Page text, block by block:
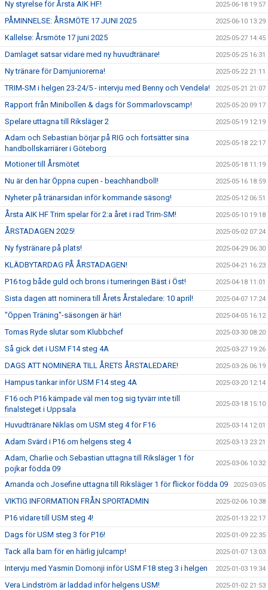
Ny styrelse för Årsta AIK HF! 2025-06-18 19:57
PÅMINNELSE: ÅRSMÖTE 17 JUNI 2025 2025-06-10 13:29
Kallelse: Årsmöte 17 juni 2025 2025-05-27 14:45
Damlaget satsar vidare med ny huvudtränare! 2025-05-25 16:31
Ny tränare för Damjuniorerna! 2025-05-22 21:11
TRIM-SM i helgen 23-24/5 - intervju med Benny och Vendela! 2025-05-21 21:07
Rapport från Minibollen & dags för Sommarlovscamp! 2025-05-20 09:17
Spelare uttagna till Riksläger 2 2025-05-19 12:19
Adam och Sebastian börjar på RIG och fortsätter sina
handbollskarriärer i Göteborg
2025-05-18 22:17
Motioner till Årsmötet 2025-05-18 11:19
Nu är den här Öppna cupen - beachhandboll! 2025-05-16 18:59
Nyheter på tränarsidan inför kommande säsong! 2025-05-12 06:51
Årsta AIK HF Trim spelar för 2:a året i rad Trim-SM! 2025-05-10 19:18
ÅRSTADAGEN 2025! 2025-05-02 07:24
Ny fystränare på plats! 2025-04-29 06:30
KLÄDBYTARDAG PÅ ÅRSTADAGEN! 2025-04-21 16:23
P16 tog både guld och brons i turneringen Bäst i Öst! 2025-04-18 11:01
Sista dagen att nominera till Årets Årstaledare: 10 april! 2025-04-07 17:24
"Öppen Träning"-säsongen är här! 2025-04-05 16:12
Tomas Ryde slutar som Klubbchef 2025-03-30 08:20
Så gick det i USM F14 steg 4A 2025-03-27 19:26
DAGS ATT NOMINERA TILL ÅRETS ÅRSTALEDARE! 2025-03-26 06:19
Hampus tankar inför USM F14 steg 4A 2025-03-20 12:14
F16 och P16 kämpade väl men tog sig tyvärr inte till
finalsteget i Uppsala
2025-03-18 15:10
Huvudtränare Niklas om USM steg 4 för F16 2025-03-14 12:01
Adam Svärd i P16 om helgens steg 4 2025-03-13 23:21
Adam, Charlie och Sebastian uttagna till Riksläger 1 för
pojkar födda 09
2025-03-06 10:32
Amanda och Josefine uttagna till Riksläger 1 för flickor födda 09 2025-03-05
VIKTIG INFORMATION FRÅN SPORTADMIN 2025-02-06 10:38
P16 vidare till USM steg 4! 2025-01-13 22:17
Dags för USM steg 3 för P16! 2025-01-09 22:35
Tack alla barn för en härlig julcamp! 2025-01-07 13:03
Intervju med Yasmin Domonji inför USM F18 steg 3 i helgen 2025-01-03 19:34
Vera Lindström är laddad inför helgens USM! 2025-01-02 21:53